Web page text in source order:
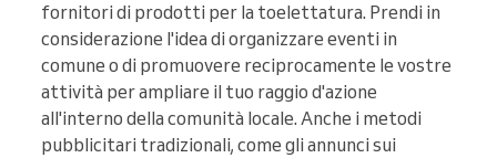
fornitori di prodotti per la toelettatura. Prendi in
considerazione l'idea di organizzare eventi in
comune o di promuovere reciprocamente le vostre
attività per ampliare il tuo raggio d'azione
all'interno della comunità locale. Anche i metodi
pubblicitari tradizionali, come gli annunci sui